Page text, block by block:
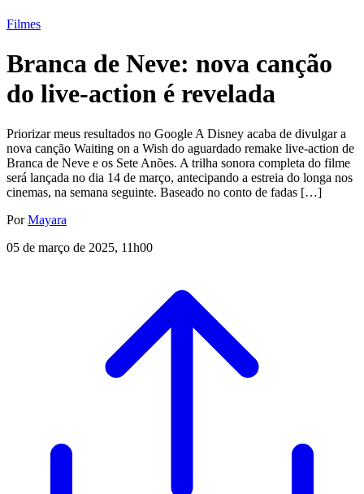
Filmes
Branca de Neve: nova canção
do live-action é revelada
Priorizar meus resultados no Google A Disney acaba de divulgar a
nova canção Waiting on a Wish do aguardado remake live-action de
Branca de Neve e os Sete Anões. A trilha sonora completa do filme
será lançada no dia 14 de março, antecipando a estreia do longa nos
cinemas, na semana seguinte. Baseado no conto de fadas […]
PorMayara
05 de março de 2025, 11h00